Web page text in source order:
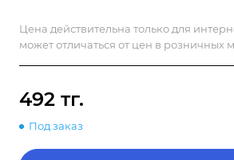
Цена действительна только для
может отличаться от цен в розничных
492 тг.
Под заказ